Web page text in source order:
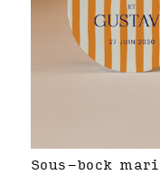
Sous-bock